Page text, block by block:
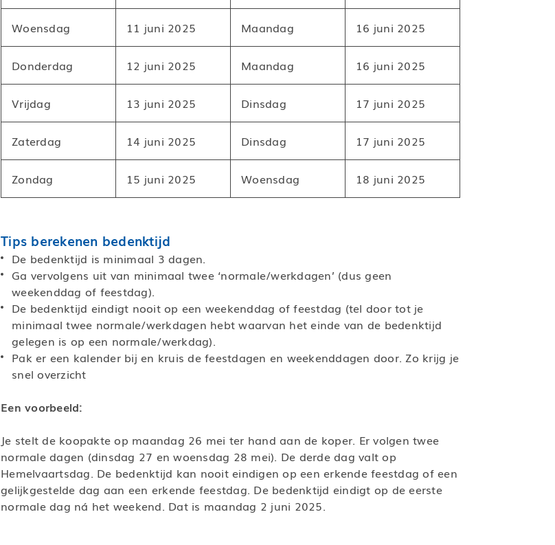
Woensdag 11 juni 2025 Maandag 16 juni 2025
Donderdag 12 juni 2025 Maandag 16 juni 2025
Vrijdag 13 juni 2025 Dinsdag 17 juni 2025
Zaterdag 14 juni 2025 Dinsdag 17 juni 2025
Zondag 15 juni 2025 Woensdag 18 juni 2025
Tips berekenen bedenktijd
De bedenktijd is minimaal 3 dagen.
Ga vervolgens uit van minimaal twee ‘normale/werkdagen’ (dus geen
weekenddag of feestdag).
De bedenktijd eindigt nooit op een weekenddag of feestdag (tel door tot je
minimaal twee normale/werkdagen hebt waarvan het einde van de bedenktijd
gelegen is op een normale/werkdag).
Pak er een kalender bij en kruis de feestdagen en weekenddagen door. Zo krijg je
snel overzicht
Een voorbeeld:
Je stelt de koopakte op maandag 26 mei ter hand aan de koper. Er volgen twee
normale dagen (dinsdag 27 en woensdag 28 mei). De derde dag valt op
Hemelvaartsdag. De bedenktijd kan nooit eindigen op een erkende feestdag of een
gelijkgestelde dag aan een erkende feestdag. De bedenktijd eindigt op de eerste
normale dag ná het weekend. Dat is maandag 2 juni 2025.